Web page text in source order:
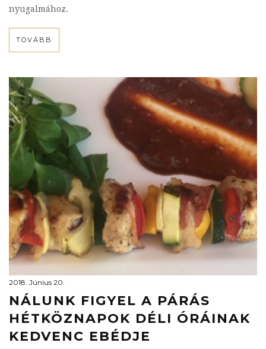
nyugalmához.
TOVÁBB
2018. Június 20.
NÁLUNK FIGYEL A PÁRÁS
HÉTKÖZNAPOK DÉLI ÓRÁINAK
KEDVENC EBÉDJE